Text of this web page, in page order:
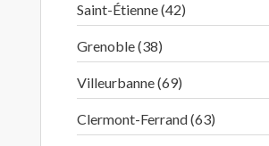
Saint-Étienne (42)
Grenoble (38)
Villeurbanne (69)
Clermont-Ferrand (63)